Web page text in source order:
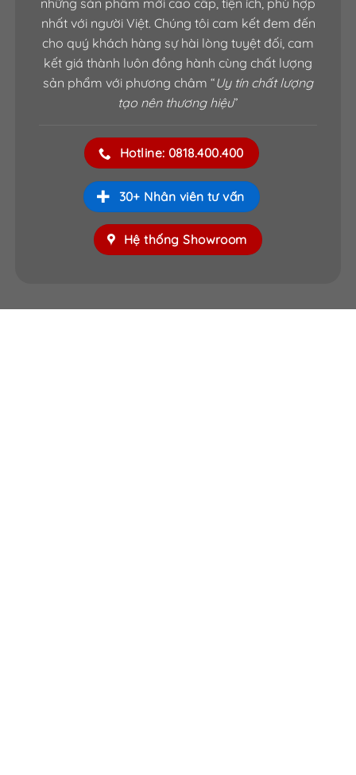
những sản phẩm mới cao cấp, tiện ích, phù hợp
nhất với người Việt. Chúng tôi cam kết đem đến
cho quý khách hàng sự hài lòng tuyệt đối, cam
kết giá thành luôn đồng hành cùng chất lượng
sản phẩm với phương châm “Uy tín chất lượng
tạo nên thương hiệu”
Hotline: 0818.400.400
30+ Nhân viên tư vấn
Hệ thống Showroom